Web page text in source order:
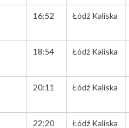
16:52 Łódź Kaliska
18:54 Łódź Kaliska
20:11 Łódź Kaliska
22:20 Łódź Kaliska